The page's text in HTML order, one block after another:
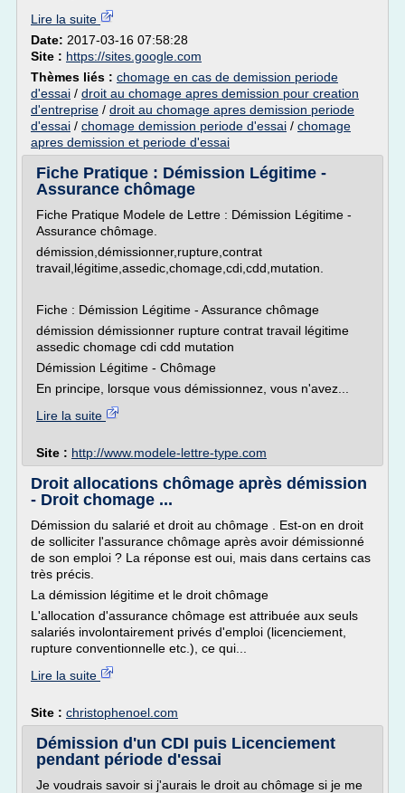
Lire la suite
Date: 2017-03-16 07:58:28
Site : https://sites.google.com
Thèmes liés : chomage en cas de demission periode
d'essai / droit au chomage apres demission pour creation
d'entreprise / droit au chomage apres demission periode
d'essai / chomage demission periode d'essai / chomage
apres demission et periode d'essai
Fiche Pratique : Démission Légitime -
Assurance chômage
Fiche Pratique Modele de Lettre : Démission Légitime -
Assurance chômage.
démission,démissionner,rupture,contrat
travail,légitime,assedic,chomage,cdi,cdd,mutation.
Fiche : Démission Légitime - Assurance chômage
démission démissionner rupture contrat travail légitime
assedic chomage cdi cdd mutation
Démission Légitime - Chômage
En principe, lorsque vous démissionnez, vous n'avez...
Lire la suite
Site : http://www.modele-lettre-type.com
Droit allocations chômage après démission
- Droit chomage ...
Démission du salarié et droit au chômage . Est-on en droit
de solliciter l'assurance chômage après avoir démissionné
de son emploi ? La réponse est oui, mais dans certains cas
très précis.
La démission légitime et le droit chômage
L'allocation d'assurance chômage est attribuée aux seuls
salariés involontairement privés d'emploi (licenciement,
rupture conventionnelle etc.), ce qui...
Lire la suite
Site : christophenoel.com
Démission d'un CDI puis Licenciement
pendant période d'essai
Je voudrais savoir si j'aurais le droit au chômage si je me